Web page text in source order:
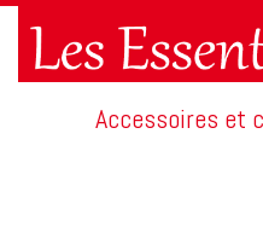
Accessoires et